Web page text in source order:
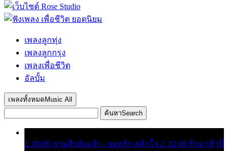
เพลงลูกทุ่ง
เพลงลูกกรุง
เพลงเพื่อชีวิต
อัลบั้ม
เพลงทั้งหมด Music All
ค้นหาSearch
1. 00:00 สามสิบยังแจ๋ว - ยอดรัก สลักใจ 2. 02:49 รักมาห้าปี